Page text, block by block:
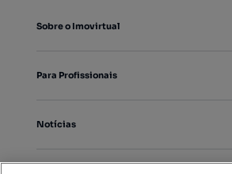
Sobre o Imovirtual
Para Profissionais
Notícias